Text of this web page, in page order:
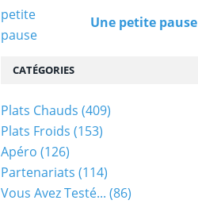
Une petite pause
CATÉGORIES
Plats Chauds (409)
Plats Froids (153)
Apéro (126)
Partenariats (114)
Vous Avez Testé... (86)